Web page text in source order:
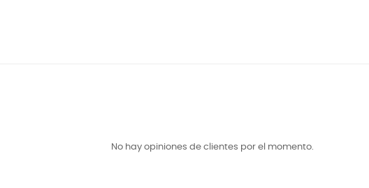
No hay opiniones de clientes por el momento.